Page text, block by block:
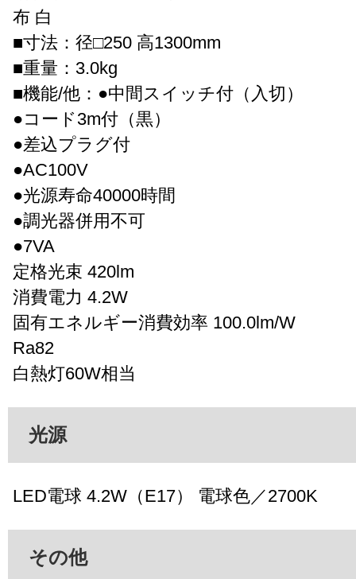
布 白
■寸法：径□250 高1300mm
■重量：3.0kg
■機能/他：●中間スイッチ付（入切）
●コード3m付（黒）
●差込プラグ付
●AC100V
●光源寿命40000時間
●調光器併用不可
●7VA
定格光束 420lm
消費電力 4.2W
固有エネルギー消費効率 100.0lm/W
Ra82
白熱灯60W相当
光源
LED電球 4.2W（E17） 電球色／2700K
その他